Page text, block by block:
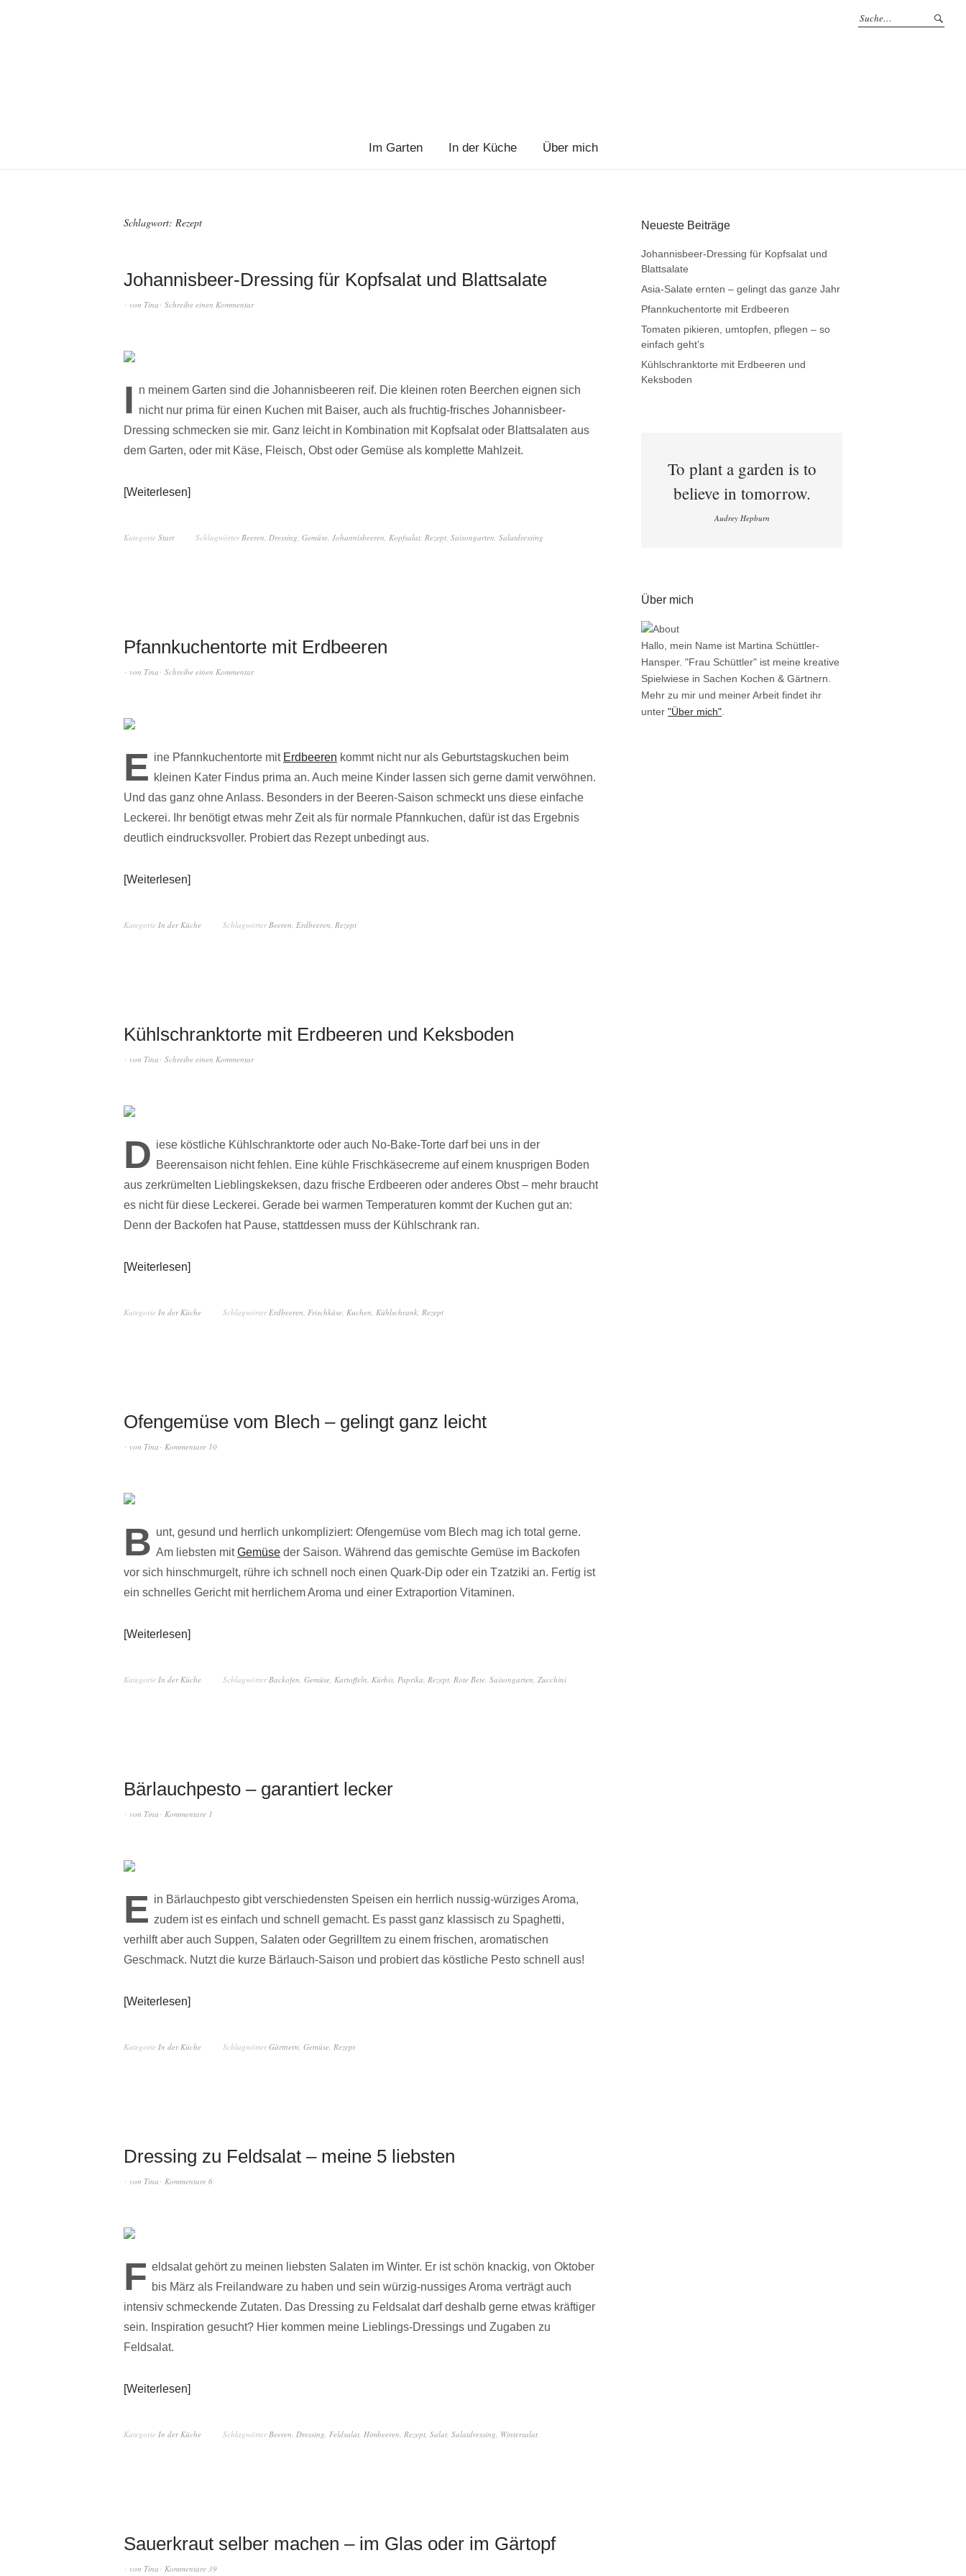
Im Garten In der Küche Über mich
Schlagwort: Rezept
Johannisbeer-Dressing für Kopfsalat und Blattsalate
von Tina Schreibe einen Kommentar
I n meinem Garten sind die Johannisbeeren reif. Die kleinen roten Beerchen eignen sich
nicht nur prima für einen Kuchen mit Baiser, auch als fruchtig-frisches Johannisbeer-
Dressing schmecken sie mir. Ganz leicht in Kombination mit Kopfsalat oder Blattsalaten aus
dem Garten, oder mit Käse, Fleisch, Obst oder Gemüse als komplette Mahlzeit.
Weiterlesen
Kategorie Start SchlagwörterBeeren, Dressing, Gemüse, Johannisbeeren, Kopfsalat, Rezept, Saisongarten, Salatdressing
Pfannkuchentorte mit Erdbeeren
von Tina Schreibe einen Kommentar
E ine Pfannkuchentorte mit Erdbeeren kommt nicht nur als Geburtstagskuchen beim
kleinen Kater Findus prima an. Auch meine Kinder lassen sich gerne damit verwöhnen.
Und das ganz ohne Anlass. Besonders in der Beeren-Saison schmeckt uns diese einfache
Leckerei. Ihr benötigt etwas mehr Zeit als für normale Pfannkuchen, dafür ist das Ergebnis
deutlich eindrucksvoller. Probiert das Rezept unbedingt aus.
Weiterlesen
Kategorie In der Küche SchlagwörterBeeren, Erdbeeren, Rezept
Kühlschranktorte mit Erdbeeren und Keksboden
von Tina Schreibe einen Kommentar
D iese köstliche Kühlschranktorte oder auch No-Bake-Torte darf bei uns in der
Beerensaison nicht fehlen. Eine kühle Frischkäsecreme auf einem knusprigen Boden
aus zerkrümelten Lieblingskeksen, dazu frische Erdbeeren oder anderes Obst – mehr braucht
es nicht für diese Leckerei. Gerade bei warmen Temperaturen kommt der Kuchen gut an:
Denn der Backofen hat Pause, stattdessen muss der Kühlschrank ran.
Weiterlesen
Kategorie In der Küche SchlagwörterErdbeeren, Frischkäse, Kuchen, Kühlschrank, Rezept
Ofengemüse vom Blech – gelingt ganz leicht
von Tina Kommentare 10
B unt, gesund und herrlich unkompliziert: Ofengemüse vom Blech mag ich total gerne.
Am liebsten mitGemüse der Saison. Während das gemischte Gemüse im Backofen
vor sich hinschmurgelt, rühre ich schnell noch einen Quark-Dip oder ein Tzatziki an. Fertig ist
ein schnelles Gericht mit herrlichem Aroma und einer Extraportion Vitaminen.
Weiterlesen
Kategorie In der Küche SchlagwörterBackofen, Gemüse, Kartoffeln, Kürbis, Paprika, Rezept, Rote Bete, Saisongarten, Zucchini
Bärlauchpesto – garantiert lecker
von Tina Kommentare 1
E in Bärlauchpesto gibt verschiedensten Speisen ein herrlich nussig-würziges Aroma,
zudem ist es einfach und schnell gemacht. Es passt ganz klassisch zu Spaghetti,
verhilft aber auch Suppen, Salaten oder Gegrilltem zu einem frischen, aromatischen
Geschmack. Nutzt die kurze Bärlauch-Saison und probiert das köstliche Pesto schnell aus!
Weiterlesen
Kategorie In der Küche SchlagwörterGärtnern, Gemüse, Rezept
Dressing zu Feldsalat – meine 5 liebsten
von Tina Kommentare 6
F eldsalat gehört zu meinen liebsten Salaten im Winter. Er ist schön knackig, von Oktober
bis März als Freilandware zu haben und sein würzig-nussiges Aroma verträgt auch
intensiv schmeckende Zutaten. Das Dressing zu Feldsalat darf deshalb gerne etwas kräftiger
sein. Inspiration gesucht? Hier kommen meine Lieblings-Dressings und Zugaben zu
Feldsalat.
Weiterlesen
Kategorie In der Küche SchlagwörterBeeren, Dressing, Feldsalat, Himbeeren, Rezept, Salat, Salatdressing, Wintersalat
Sauerkraut selber machen – im Glas oder im Gärtopf
von Tina Kommentare 39
Neueste Beiträge
Johannisbeer-Dressing für Kopfsalat und
Blattsalate
Asia-Salate ernten – gelingt das ganze Jahr
Pfannkuchentorte mit Erdbeeren
Tomaten pikieren, umtopfen, pflegen – so
einfach geht’s
Kühlschranktorte mit Erdbeeren und
Keksboden
To plant a garden is to
believe in tomorrow.
Audrey Hepburn
Über mich
Hallo, mein Name ist Martina Schüttler-
Hansper. "Frau Schüttler" ist meine kreative
Spielwiese in Sachen Kochen & Gärtnern.
Mehr zu mir und meiner Arbeit findet ihr
unter "Über mich"